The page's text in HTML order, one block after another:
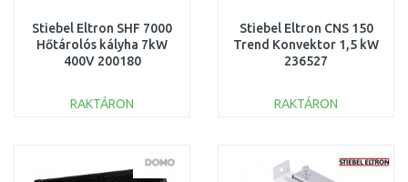
Stiebel Eltron SHF 7000
Hőtárolós kályha 7kW
400V 200180
RAKTÁRON
Összehasonlítás
Stiebel Eltron CNS 150
Trend Konvektor 1,5 kW
236527
RAKTÁRON
Összehasonlítás